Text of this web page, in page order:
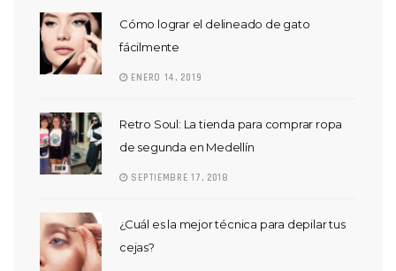
Cómo lograr el delineado de gato
fácilmente
ENERO 14, 2019
Retro Soul: La tienda para comprar ropa
de segunda en Medellín
SEPTIEMBRE 17, 2018
¿Cuál es la mejor técnica para depilar tus
cejas?